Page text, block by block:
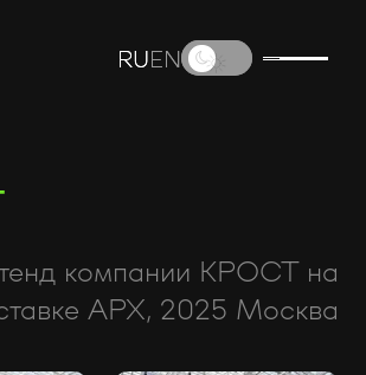
RUEN
RUEN
компании КРОСТ на
АРХ, 2025 Москва